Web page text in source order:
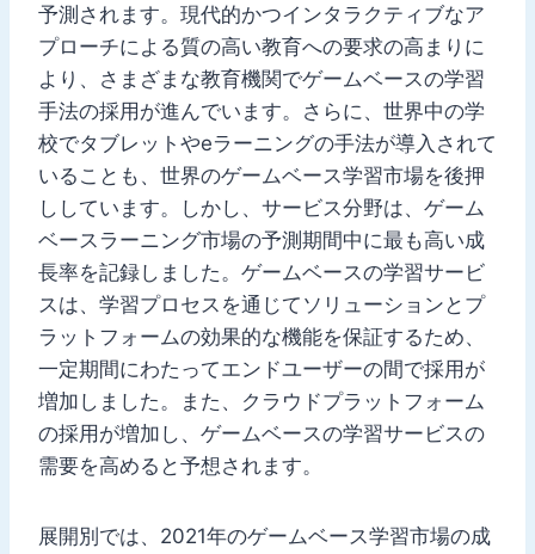
予測されます。現代的かつインタラクティブなア
プローチによる質の高い教育への要求の高まりに
より、さまざまな教育機関でゲームベースの学習
手法の採用が進んでいます。さらに、世界中の学
校でタブレットやeラーニングの手法が導入されて
いることも、世界のゲームベース学習市場を後押
ししています。しかし、サービス分野は、ゲーム
ベースラーニング市場の予測期間中に最も高い成
長率を記録しました。ゲームベースの学習サービ
スは、学習プロセスを通じてソリューションとプ
ラットフォームの効果的な機能を保証するため、
一定期間にわたってエンドユーザーの間で採用が
増加しました。また、クラウドプラットフォーム
の採用が増加し、ゲームベースの学習サービスの
需要を高めると予想されます。
展開別では、2021年のゲームベース学習市場の成